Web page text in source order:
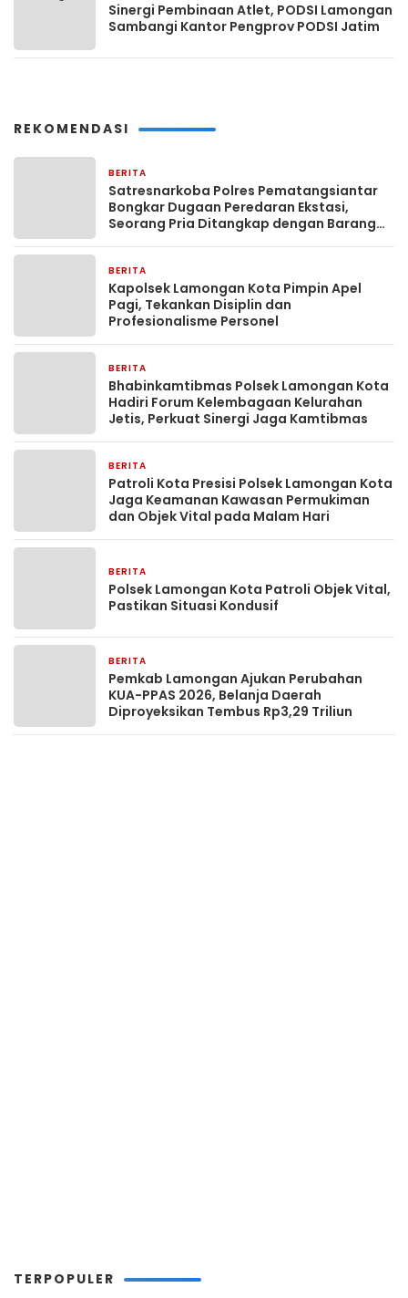
Sinergi Pembinaan Atlet, PODSI Lamongan
Sambangi Kantor Pengprov PODSI Jatim
REKOMENDASI
BERITA
Satresnarkoba Polres Pematangsiantar
Bongkar Dugaan Peredaran Ekstasi,
Seorang Pria Ditangkap dengan Barang
BERITA
Kapolsek Lamongan Kota Pimpin Apel
Pagi, Tekankan Disiplin dan
Profesionalisme Personel
BERITA
Bhabinkamtibmas Polsek Lamongan Kota
Hadiri Forum Kelembagaan Kelurahan
Jetis, Perkuat Sinergi Jaga Kamtibmas
BERITA
Patroli Kota Presisi Polsek Lamongan Kota
Jaga Keamanan Kawasan Permukiman
dan Objek Vital pada Malam Hari
BERITA
Polsek Lamongan Kota Patroli Objek Vital,
Pastikan Situasi Kondusif
BERITA
Pemkab Lamongan Ajukan Perubahan
KUA-PPAS 2026, Belanja Daerah
Diproyeksikan Tembus Rp3,29 Triliun
TERPOPULER